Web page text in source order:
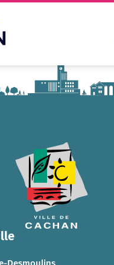
Recherche
panel